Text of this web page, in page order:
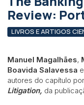
Review:
LIVROS E ARTIGOS
Manuel Magalhães,
Boavida Salavessa
autores do capítulo
Litigation, da